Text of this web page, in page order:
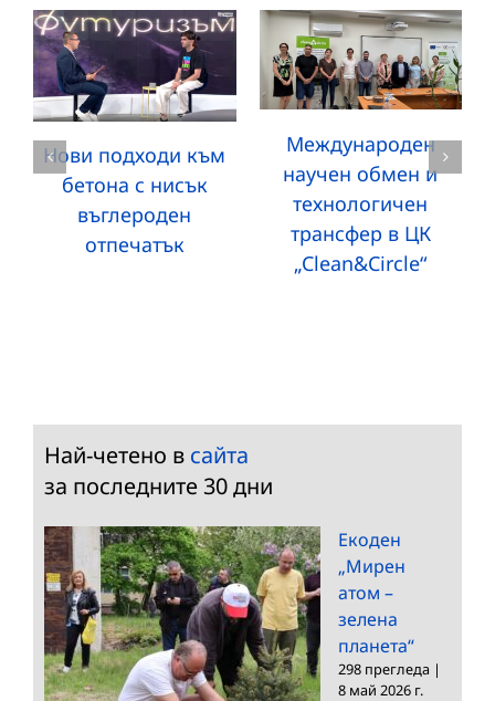
Нови подходи към
бетона с нисък
въглероден
отпечатък
Международен
научен обмен и
технологичен
трансфер в ЦК
„Clean&Circle“
Най-четено в сайта
за последните 30 дни
Екоден
„Мирен
атом –
зелена
планета“
298 прегледа |
8 май 2026 г.